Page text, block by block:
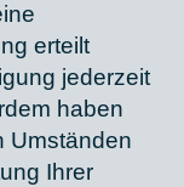
erteilt
jederzeit
haben
Umständen
Ihrer